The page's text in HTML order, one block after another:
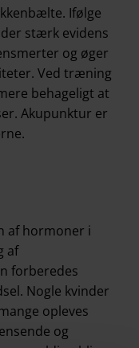
Ifølge
stærk evidens
og øger
Ved træning
behageligt at
Akupunktur er
af hormoner i
af
forberedes
Nogle kvinder
opleves
og